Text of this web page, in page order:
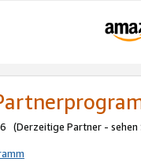
(Derzeitige Partner - sehen